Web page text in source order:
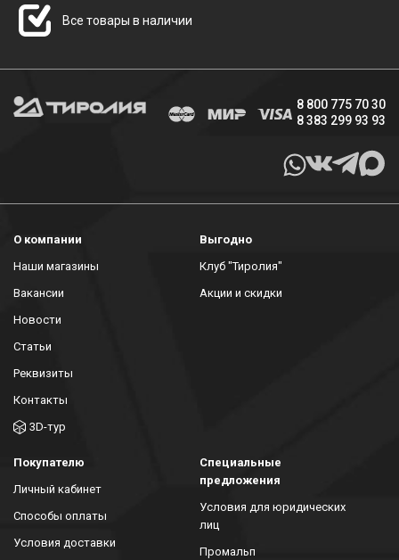
Все товары в наличии
8 800 775 70 30
8 383 299 93 93
О компании
Наши магазины
Вакансии
Новости
Статьи
Реквизиты
Контакты
3D-тур
Выгодно
Клуб "Тиролия"
Акции и скидки
Покупателю
Личный кабинет
Способы оплаты
Условия доставки
Специальные
предложения
Условия для юридических
лиц
Промальп